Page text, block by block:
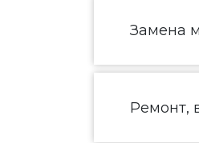
Замена
Ремонт,